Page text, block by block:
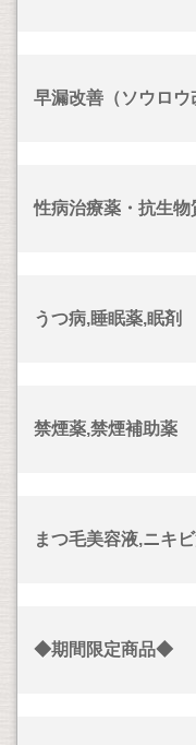
早漏改善（ソウロ
性病治療薬・抗生物
うつ病,睡眠薬,眠剤
禁煙薬,禁煙補助薬
まつ毛美容液,ニキ
◆期間限定商品◆